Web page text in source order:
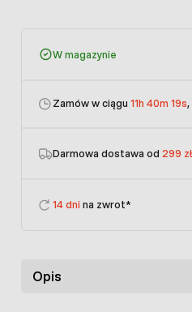
W magazynie
Zamów w ciągu 11h 40m 19s
Darmowa dostawa od 299 zł
14 dni na zwrot*
Opis